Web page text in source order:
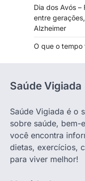
Dia dos Avós
entre
Alzheimer
O que o
Saúde Vigiada
Saúde Vigiada é o
sobre saúde, bem-
você encontra
dietas, exercícios,
para viver melhor!